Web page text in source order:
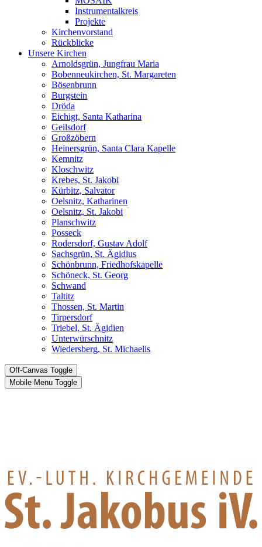
Instrumentalkreis
Projekte
Kirchenvorstand
Rückblicke
Unsere Kirchen
Arnoldsgrün, Jungfrau Maria
Bobenneukirchen, St. Margareten
Bösenbrunn
Burgstein
Dröda
Eichigt, Santa Katharina
Geilsdorf
Großzöbern
Heinersgrün, Santa Clara Kapelle
Kemnitz
Kloschwitz
Krebes, St. Jakobi
Kürbitz, Salvator
Oelsnitz, Katharinen
Oelsnitz, St. Jakobi
Planschwitz
Posseck
Rodersdorf, Gustav Adolf
Sachsgrün, St. Ägidius
Schönbrunn, Friedhofskapelle
Schöneck, St. Georg
Schwand
Taltitz
Thossen, St. Martin
Tirpersdorf
Triebel, St. Ägidien
Unterwürschnitz
Wiedersberg, St. Michaelis
Off-Canvas Toggle
Mobile Menu Toggle